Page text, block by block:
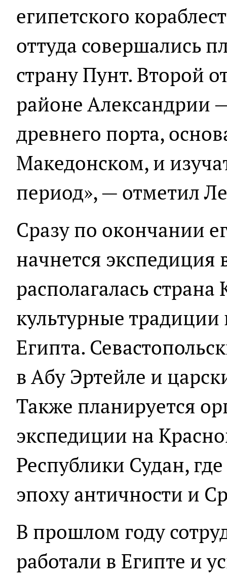
египетского
оттуда совершались
страну Пунт. Второй
районе Александрии
древнего порта,
Македонском, и
период», — отметил
Сразу по окончании
начнется экспедиция
располагалась
культурные
Египта.
в Абу Эртейле и
Также планируется
экспедиции на
Республики Судан,
эпоху античности и
В прошлом году
работали в Египте и